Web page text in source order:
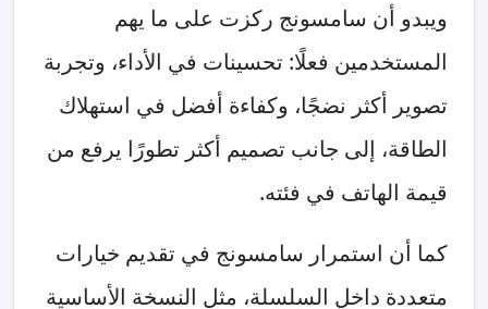
ويبدو أن سامسونج ركزت على ما يهم
المستخدمين فعلًا: تحسينات في الأداء، وتجربة
تصوير أكثر نضجًا، وكفاءة أفضل في استهلاك
الطاقة، إلى جانب تصميم أكثر تطورًا يرفع من
قيمة الهاتف في فئته.
كما أن استمرار سامسونج في تقديم خيارات
متعددة داخل السلسلة، مثل النسخة الأساسية